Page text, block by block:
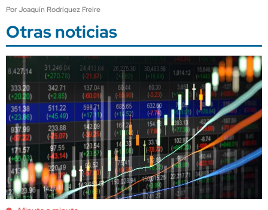
Por Joaquín Rodríguez Freire
Otras noticias